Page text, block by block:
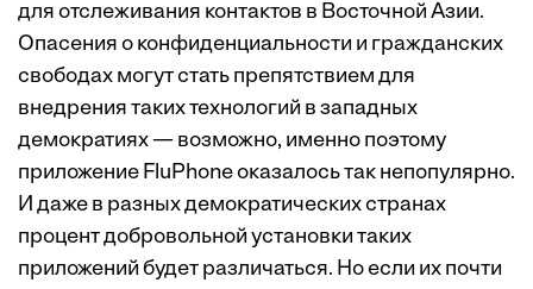
для отслеживания контактов в Восточной Азии.
Опасения о конфиденциальности и гражданских
свободах могут стать препятствием для
внедрения таких технологий в западных
демократиях — возможно, именно поэтому
приложение FluPhone оказалось так непопулярно.
И даже в разных демократических странах
процент добровольной установки таких
приложений будет различаться. Но если их почти